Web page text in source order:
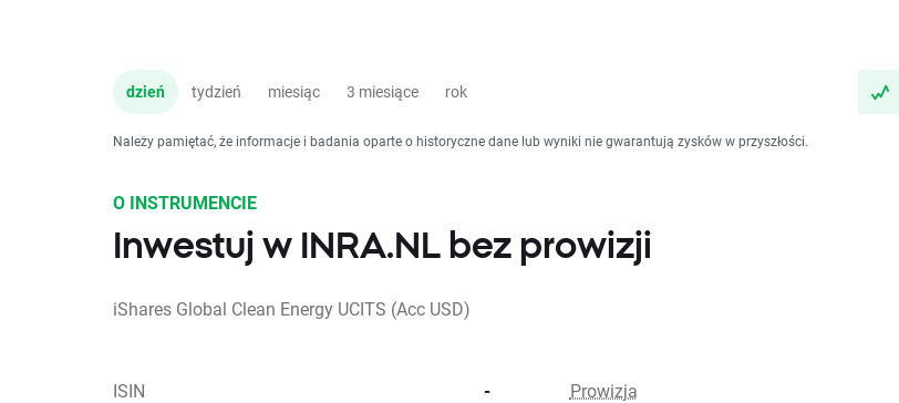
dzień tydzień miesiąc 3 miesiące rok
Należy pamiętać, że informacje i badania oparte o historyczne dane lub wyniki nie gwarantują zysków w przyszłości.
O INSTRUMENCIE
Inwestuj w INRA.NL bez prowizji
iShares Global Clean Energy UCITS (Acc USD)
ISIN - Prowizja